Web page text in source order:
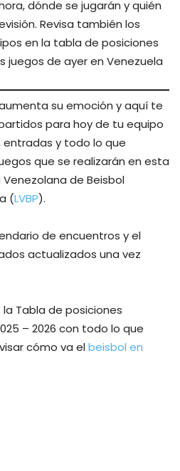
dónde se jugarán y quién
Revisa también los
en la tabla de posiciones
juegos de ayer en Venezuela
su emoción y aquí te
para hoy de tu equipo
entradas y todo lo que
que se realizarán en esta
de Beisbol
(LVBP).
de encuentros y el
actualizados una vez
Tabla de posiciones
– 2026 con todo lo que
cómo va elbeisbol en